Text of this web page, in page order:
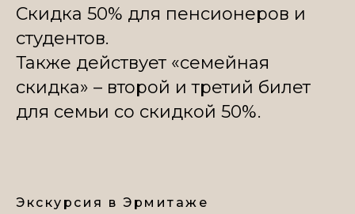
Скидка 50% для пенсионеров и
студентов.
Также действует «семейная
скидка» – второй и третий билет
для семьи со скидкой 50%.
Экскурсия в Эрмитаже